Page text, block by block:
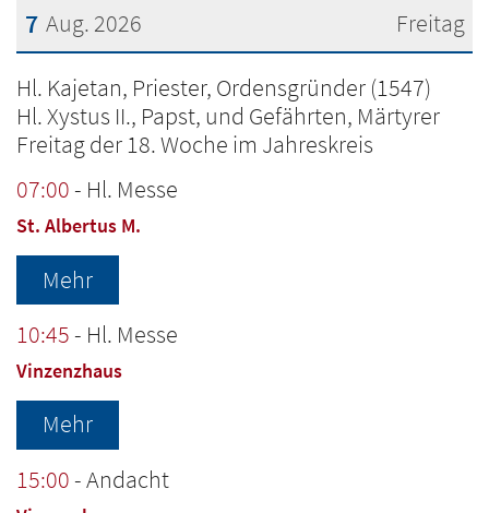
Freitag
7 Aug. 2026
Datum: 7. August 2026
Hl. Kajetan, Priester, Ordensgründer (1547)
Hl. Xystus II., Papst, und Gefährten, Märtyrer
Freitag der 18. Woche im Jahreskreis
07:00
Hl. Messe
St. Albertus M.
Mehr
10:45
Hl. Messe
Vinzenzhaus
Mehr
15:00 Andacht